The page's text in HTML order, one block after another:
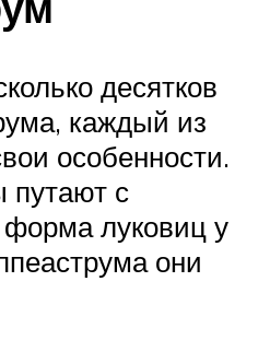
десятков
каждый из
особенности.
путают с
луковиц у
они